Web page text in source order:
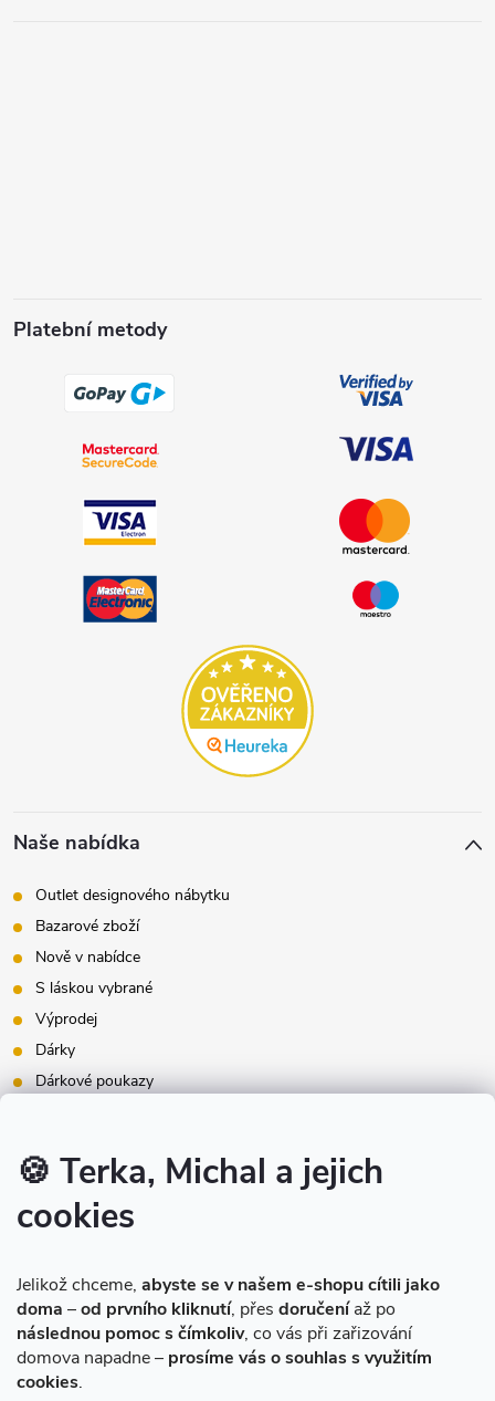
🍪 Terka, Michal a jejich
cookies
Jelikož chceme, abyste se v našem e-shopu cítili jako
doma –od prvního kliknutí, přes doručeníaž po
následnou pomoc s čímkoliv, co vás při zařizování
domova napadne – prosíme vás o souhlas s využitím
cookies.
Platební metody
Naše nabídka
Outlet designového nábytku
Bazarové zboží
Nově v nabídce
S láskou vybrané
Výprodej
Dárky
Dárkové poukazy
Instagram